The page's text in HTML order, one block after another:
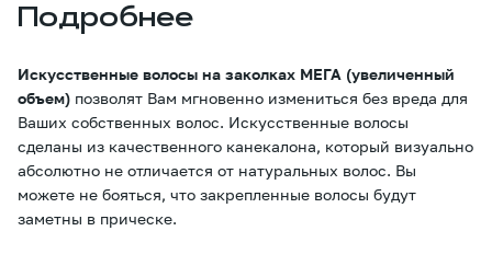
Подробнее
Искусственные волосы на заколках МЕГА (увеличенный
объем) позволят Вам мгновенно измениться без вреда для
Ваших собственных волос. Искусственные волосы
сделаны из качественного канекалона, который визуально
абсолютно не отличается от натуральных волос. Вы
можете не бояться, что закрепленные волосы будут
заметны в прическе.